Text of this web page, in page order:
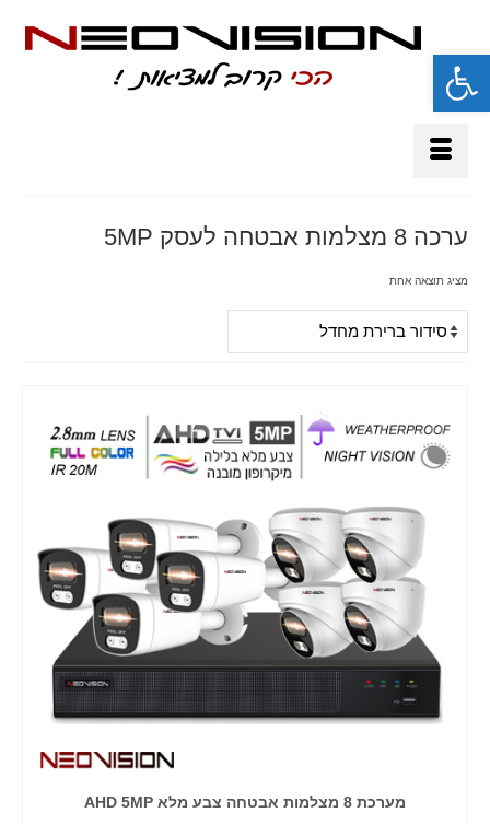
פתח סרגל נגישות
ערכה 8 מצלמות אבטחה לעסק 5MP
מציג תוצאה אחת
מערכת 8 מצלמות אבטחה צבע מלא AHD 5MP